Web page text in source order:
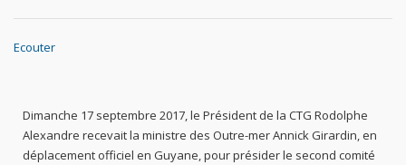
Ecouter
Dimanche 17 septembre 2017, le Président de la CTG Rodolphe
Alexandre recevait la ministre des Outre-mer Annick Girardin, en
déplacement officiel en Guyane, pour présider le second comité